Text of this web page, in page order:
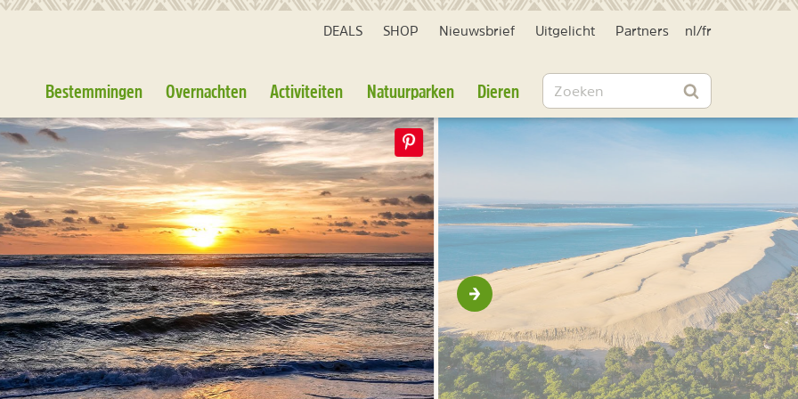
DEALS SHOP Nieuwsbrief Uitgelicht Partners nl /fr
Bestemmingen Overnachten Activiteiten Natuurparken Dieren Zoeken
Zoeken
Volgende